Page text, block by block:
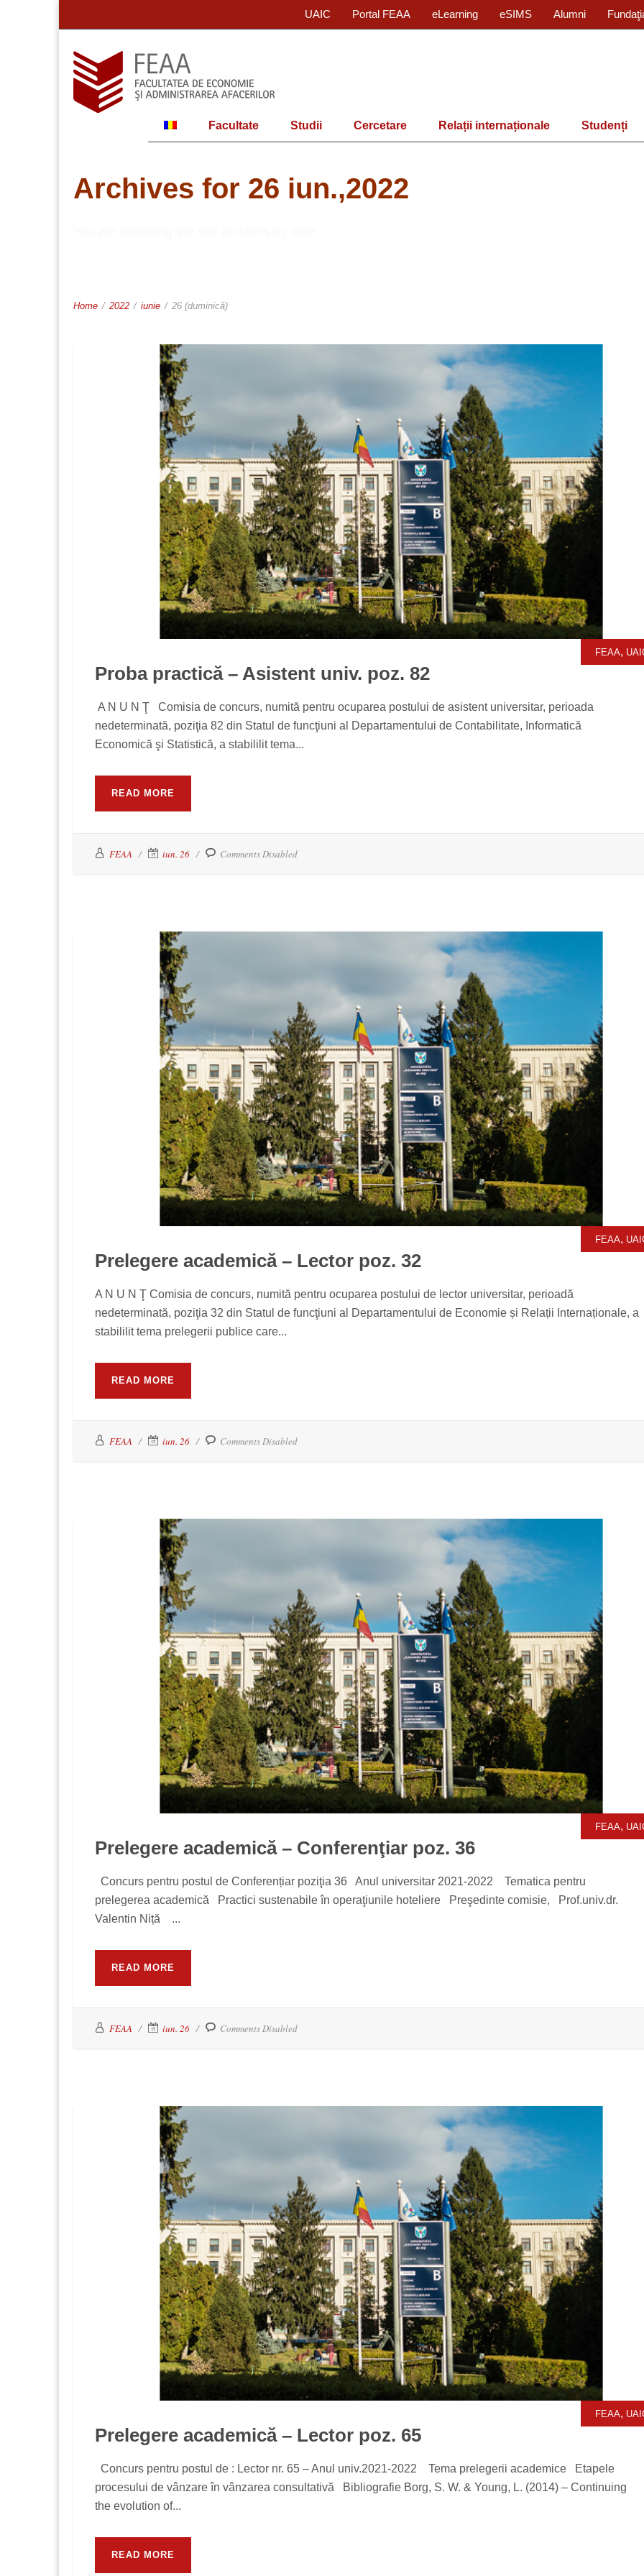
UAIC Portal FEAA eLearning eSIMS Alumni
Facultate Studii Cercetare Relații internaționale Studenți
Archives for 26 iun.,2022
Home / 2022 / iunie / 26 (duminică)
FEAA,
Proba practică – Asistent univ. poz. 82
A N U N Ţ Comisia de concurs, numită pentru ocuparea postului de asistent universitar, perioada
nedeterminată, poziţia 82 din Statul de funcţiuni al Departamentului de Contabilitate, Informatică
Economică şi Statistică, a stabililit tema...
READ MORE
FEAA iun. 26 Comments Disabled
FEAA,
Prelegere academică – Lector poz. 32
A N U N Ţ Comisia de concurs, numită pentru ocuparea postului de lector universitar, perioadă
nedeterminată, poziţia 32 din Statul de funcţiuni al Departamentului de Economie și Relații Internaționale, a
stabililit tema prelegerii publice care...
READ MORE
FEAA iun. 26 Comments Disabled
FEAA,
Prelegere academică – Conferenţiar poz. 36
Concurs pentru postul de Conferențiar poziţia 36 Anul universitar 2021-2022 Tematica pentru
prelegerea academică Practici sustenabile în operaţiunile hoteliere Preşedinte comisie, Prof.univ.dr.
Valentin Niță ...
READ MORE
FEAA iun. 26 Comments Disabled
FEAA,
Prelegere academică – Lector poz. 65
Concurs pentru postul de : Lector nr. 65 – Anul univ.2021-2022 Tema prelegerii academice Etapele
procesului de vânzare în vânzarea consultativă Bibliografie Borg, S. W. & Young, L. (2014) – Continuing
the evolution of...
READ MORE